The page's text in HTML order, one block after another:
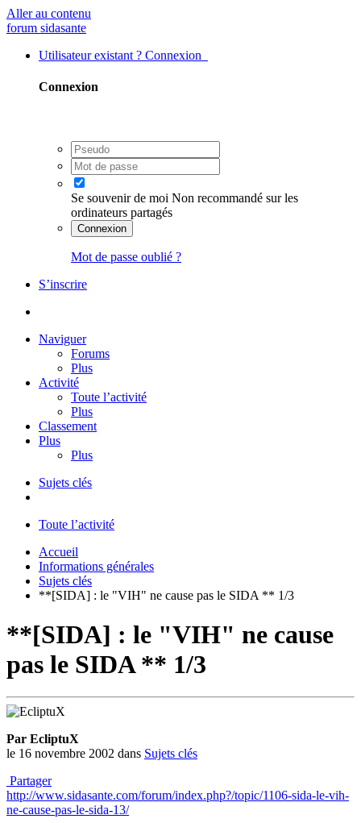
Aller au contenu
forum sidasante
Utilisateur existant ? Connexion
Connexion
Se souvenir de moi Non recommandé sur les
ordinateurs partagés
Connexion
Mot de passe oublié ?
S’inscrire
Naviguer
Forums
Plus
Activité
Toute l’activité
Plus
Classement
Plus
Plus
Sujets clés
Toute l’activité
Accueil
Informations générales
Sujets clés
**[SIDA] : le "VIH" ne cause pas le SIDA ** 1/3
**[SIDA] : le "VIH" ne cause
pas le SIDA ** 1/3
Par EcliptuX
le 16 novembre 2002 dans Sujets clés
Partager
http://www.sidasante.com/forum/index.php?/topic/1106-sida-le-vih-
ne-cause-pas-le-sida-13/